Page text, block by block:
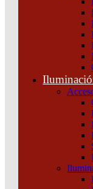
Timbres,
UPS y
Maniobra y
Cables
Iluminación